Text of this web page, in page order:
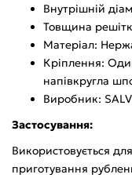
Внутрішній
Товщина
Матеріал:
Кріплення:
напівкругла
Виробник:
Застосування:
Використовується
приготування